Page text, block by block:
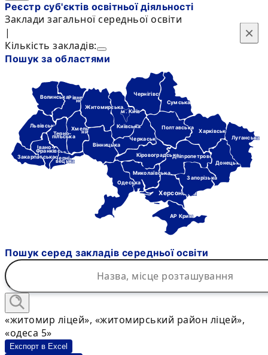
×
Реєстр суб'єктів освітньої діяльності
Заклади загальної середньої освіти
|
Кількість закладів:
Пошук за областями
Черкаська
Чернігівська
Черні-
вецька
Дніпропетровська
Донецька
Івано-
Франківська
Харківська
Херсонська
Хмель-
ницька
Кіровоградська
АР Крим
Київська
м. Київ
Луганська
Львівська
Миколаївська
Одеська
Полтавська
Рівне-
нська Сумська
Терно-
пільська
Вінницька
Волинська
Закарпатська
Запорізька
Житомирська
Пошук серед закладів середньої освіти
×
«житомир ліцей», «житомирський район ліцей»,
«одеса 5»
Експорт в Excel